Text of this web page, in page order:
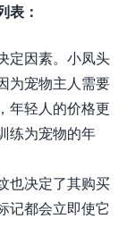
表：
定因素。小凤头
为宠物主人需要
年轻人的价格更
练为宠物的年
也决定了其购买
记都会立即使它